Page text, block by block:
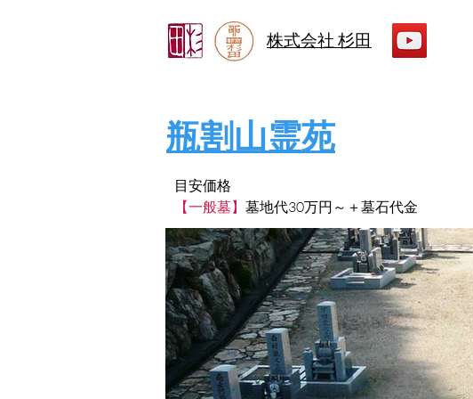
株式会社 杉田
瓶割山霊苑
目安価格
【一般墓】 墓地代30万円～＋墓石代金